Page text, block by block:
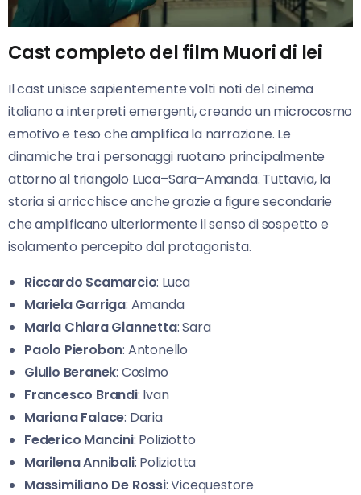
Cast completo del film Muori di lei
Il cast unisce sapientemente volti noti del cinema
italiano a interpreti emergenti, creando un microcosmo
emotivo e teso che amplifica la narrazione. Le
dinamiche tra i personaggi ruotano principalmente
attorno al triangolo Luca–Sara–Amanda. Tuttavia, la
storia si arricchisce anche grazie a figure secondarie
che amplificano ulteriormente il senso di sospetto e
isolamento percepito dal protagonista.
Riccardo Scamarcio: Luca
Mariela Garriga: Amanda
Maria Chiara Giannetta: Sara
Paolo Pierobon: Antonello
Giulio Beranek: Cosimo
Francesco Brandi: Ivan
Mariana Falace: Daria
Federico Mancini: Poliziotto
Marilena Annibali: Poliziotta
Massimiliano De Rossi: Vicequestore